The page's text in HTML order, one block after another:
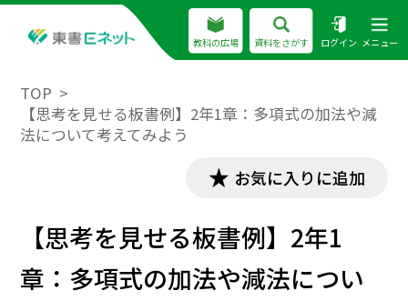
教科の広場 資料をさがす ログイン メニュー
TOP
【思考を見せる板書例】2年1章：多項式の加法や減
法について考えてみよう
お気に入りに追加
【思考を見せる板書例】2年1
章：多項式の加法や減法につい